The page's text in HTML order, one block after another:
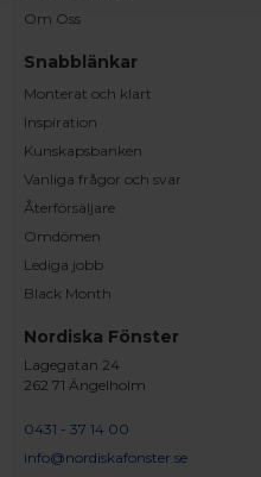
Om Oss
Snabblänkar
Monterat och klart
Inspiration
Kunskapsbanken
Vanliga frågor och svar
Återförsäljare
Omdömen
Lediga jobb
Black Month
Nordiska Fönster
Lagegatan 24
262 71 Ängelholm
0431 - 37 14 00
info@nordiskafonster.se